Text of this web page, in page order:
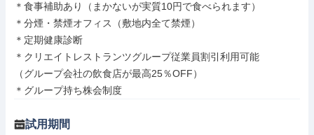
＊食事補助あり（まかないが実質10円で食べられます）
＊分煙・禁煙オフィス（敷地内全て禁煙）
＊定期健康診断
＊クリエイトレストランツグループ従業員割引利用可能
（グループ会社の飲食店が最高25％OFF）
＊グループ持ち株会制度
試用期間